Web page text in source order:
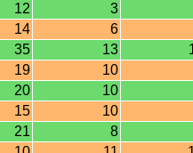
12
3
14
6
35 13
19
10
20
10
15
10
21
8